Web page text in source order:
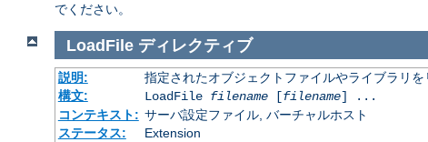
でください。
LoadFile ディレクティブ
説明:
指定されたオブジェクトファイルやライブラリを
構文:
LoadFile filename[filename] ...
コンテキスト: サーバ設定ファイル, バーチャルホスト
ステータス:
Extension